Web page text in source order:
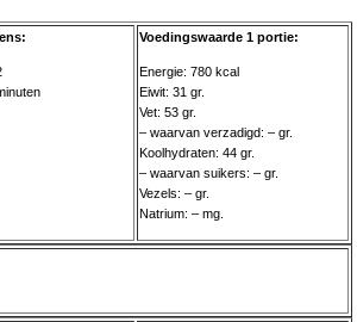
Voedingswaarde 1 portie:
Energie: 780 kcal
Eiwit: 31 gr.
Vet: 53 gr.
– waarvan verzadigd: – gr.
Koolhydraten: 44 gr.
– waarvan suikers: – gr.
Vezels: – gr.
Natrium: – mg.